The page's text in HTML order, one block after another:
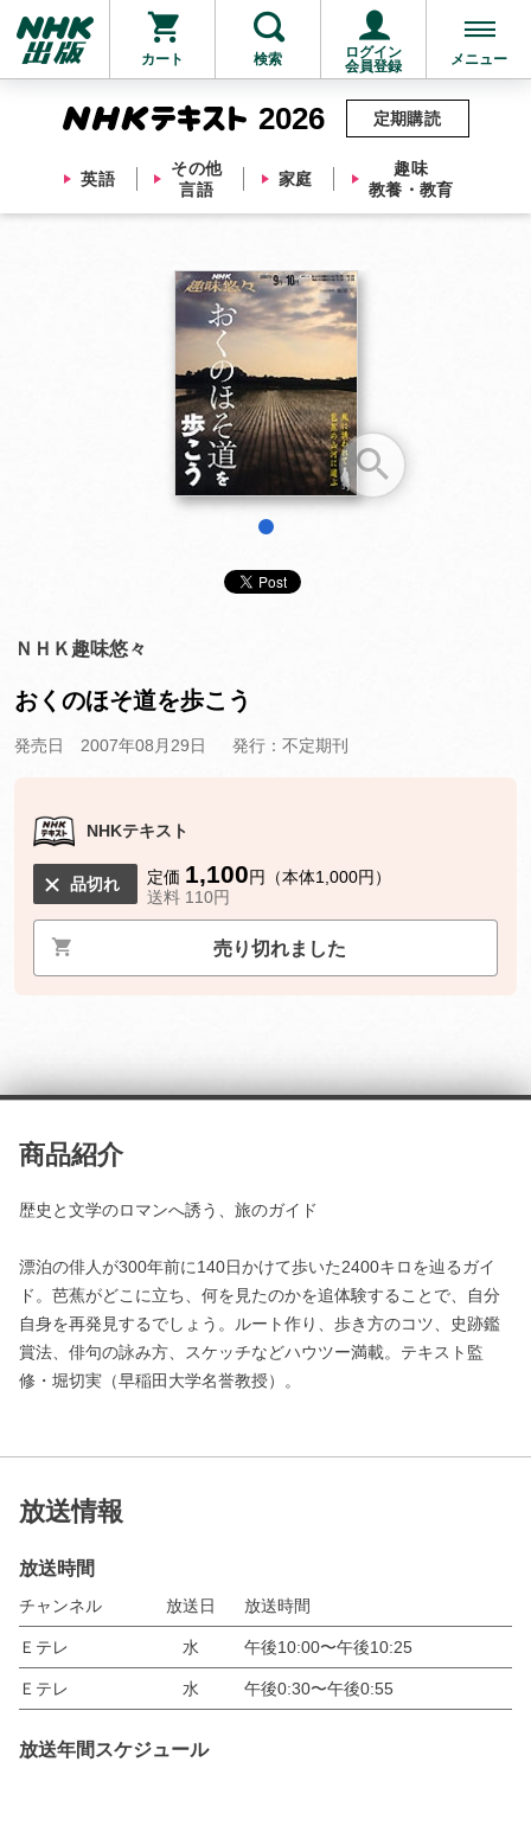
カート 検索
ログイン
会員登録
メニュー
2026
英語
その他
言語
家庭
趣味
教養・教育
定期購読
他にも商品を買う
ＮＨＫ趣味悠々
おくのほそ道を歩こう
発売日 2007年08月29日 発行：不定期刊
NHKテキスト
品切れ 定価 1,100円（本体1,000円）
送料 110円
売り切れました
商品紹介
歴史と文学のロマンへ誘う、旅のガイド
漂泊の俳人が300年前に140日かけて歩いた2400キロを辿るガイ
ド。芭蕉がどこに立ち、何を見たのかを追体験することで、自分
自身を再発見するでしょう。ルート作り、歩き方のコツ、史跡鑑
賞法、俳句の詠み方、スケッチなどハウツー満載。テキスト監
修・堀切実（早稲田大学名誉教授）。
放送情報
放送時間
チャンネル 放送日 放送時間
Ｅテレ 水 午後10:00〜午後10:25
Ｅテレ 水 午後0:30〜午後0:55
放送年間スケジュール